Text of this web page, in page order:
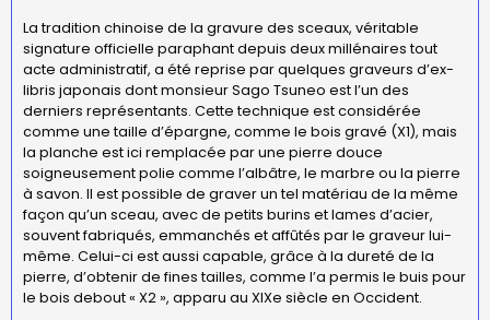
La tradition chinoise de la gravure des sceaux, véritable
signature officielle paraphant depuis deux millénaires tout
acte administratif, a été reprise par quelques graveurs d’ex-
libris japonais dont monsieur Sago Tsuneo est l’un des
derniers représentants. Cette technique est considérée
comme une taille d’épargne, comme le bois gravé (X1), mais
la planche est ici remplacée par une pierre douce
soigneusement polie comme l’albâtre, le marbre ou la pierre
à savon. Il est possible de graver un tel matériau de la même
façon qu’un sceau, avec de petits burins et lames d’acier,
souvent fabriqués, emmanchés et affûtés par le graveur lui-
même. Celui-ci est aussi capable, grâce à la dureté de la
pierre, d’obtenir de fines tailles, comme l’a permis le buis pour
le bois debout « X2 », apparu au XIXe siècle en Occident.